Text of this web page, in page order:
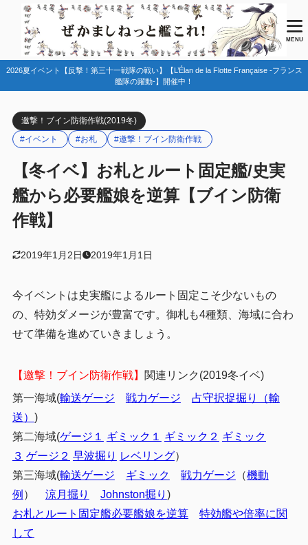
MENU
2026夏イベント【反撃！第三十一戦隊の戦い】【L’Élan de la Flotte Française -フランス
艦隊の躍動-】開催中！
邀撃！ブイン防衛作戦(2019冬)
#イベント
#お札 #邀撃！ブイン防衛作戦
【冬イベ】お札とルート固定艦/史実
艦から必要艦娘を逆算【ブイン防衛
作戦】
2019年1月2日 2019年1月1日
今イベントは史実艦によるルート固定こそ少ないもの
の、特効ダメージが豊富です。御札も4種類、海域に合わ
せて準備を進めていきましょう。
【邀撃！ブイン防衛作戦】 関連リンク(2019冬イベ)
第一海域(輸送ゲージ 戦力ゲージ
占守択捉掘り（輸
送） )
第二海域(ゲージ１ ギミック１ ギミック２ ギミック
３ ゲージ２ 早波掘り レベリング）
第三海域(輸送ゲージ ギミック 戦力ゲージ （機動
例 ） 涼月掘り Johnston掘り )
お札とルート固定艦必要艦娘を逆算
特効艦や倍率に関
して
目次
1
1.2 特効ダメージ情報
2.1 【E-1】ブラケット水道/クラ湾沖
2.1.1 ルート固定例
2.1.3 戦力ゲージ（Lマス）（鼠輸送札）
2.2.1 ルート固定例
2.2.2
2.2.4 戦力ゲージ２（Pマス）（連合艦隊札）
2.3 【E-3】中部ソロモン海域 ブーゲンビル島沖
2.3.2 輸送ゲージ（Sマス）（ブイン札）
2.3.3 ギミック（ブイン札）
2.3.4 戦力ゲージ（Zマス）（ブイン札）